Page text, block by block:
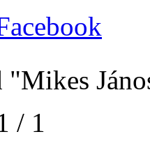
"Mikes
/ 1